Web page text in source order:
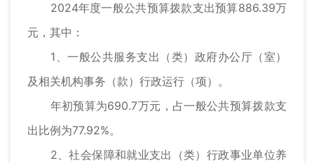
2024年度一般公共预算拨款支出预算886.39万
元，其中：
1、一般公共服务支出（类）政府办公厅（室）
及相关机构事务（款）行政运行（项）。
年初预算为690.7万元，占一般公共预算拨款支
出比例为77.92%。
2、社会保障和就业支出（类）行政事业单位养